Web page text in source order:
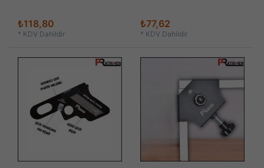
₺118,80
* KDV Dahildir
₺77,62
* KDV Dahildir